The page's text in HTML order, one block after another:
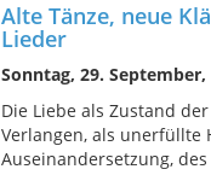
Alte Tänze, neue
Lieder
Sonntag, 29.
Die Liebe als Zustand
Verlangen, als unerfüllte
Auseinandersetzung,